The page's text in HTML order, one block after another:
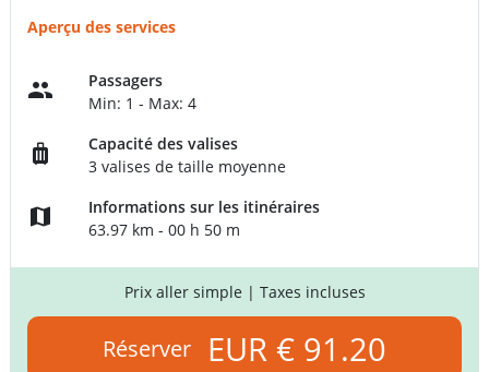
Aperçu des services
Passagers
Min: 1 - Max: 4
Capacité des valises
3 valises de taille moyenne
Informations sur les itinéraires
63.97 km - 00 h 50 m
Prix aller simple | Taxes incluses
Réserver EUR € 91.20